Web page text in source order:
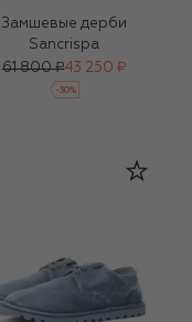
Замшевые дерби
Sancrispa
61 800 ₽43 250 ₽
-30%